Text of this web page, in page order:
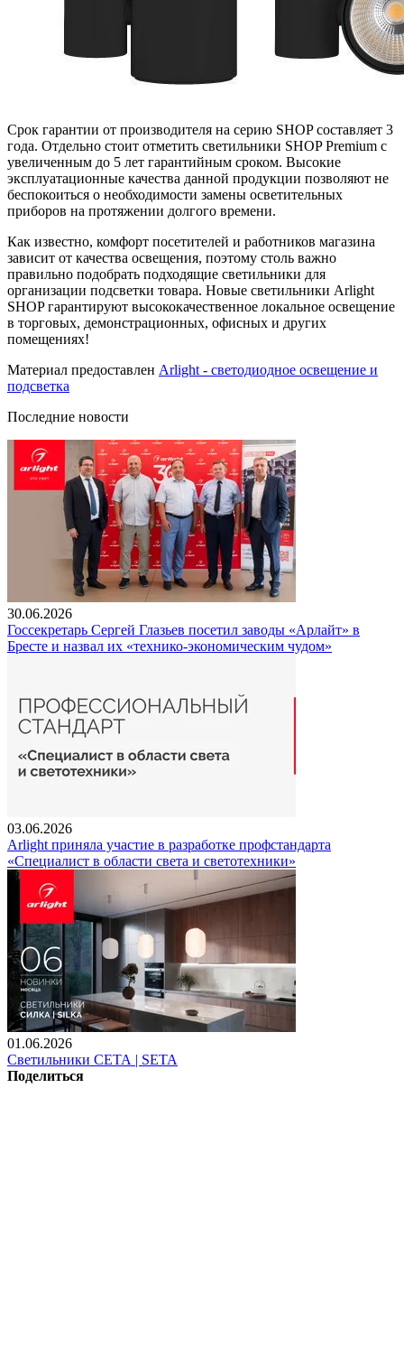
Срок гарантии от производителя на серию SHOP составляет 3
года. Отдельно стоит отметить светильники SHOP Premium с
увеличенным до 5 лет гарантийным сроком. Высокие
эксплуатационные качества данной продукции позволяют не
беспокоиться о необходимости замены осветительных
приборов на протяжении долгого времени.
Как известно, комфорт посетителей и работников магазина
зависит от качества освещения, поэтому столь важно
правильно подобрать подходящие светильники для
организации подсветки товара. Новые светильники Arlight
SHOP гарантируют высококачественное локальное освещение
в торговых, демонстрационных, офисных и других
помещениях!
Материал предоставлен Arlight - светодиодное освещение и
подсветка
Последние новости
30.06.2026
Госсекретарь Сергей Глазьев посетил заводы «Арлайт» в
Бресте и назвал их «технико-экономическим чудом»
03.06.2026
Arlight приняла участие в разработке профстандарта
«Специалист в области света и светотехники»
01.06.2026
Светильники СЕТА | SETA
Поделиться